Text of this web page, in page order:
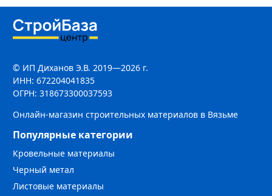
© ИП Диханов Э.В. 2019—2026 г.
ИНН: 672204041835
ОГРН: 318673300037593
Онлайн-магазин строительных материалов в Вязьме
Популярные категории
Кровельные материалы
Черный метал
Листовые материалы